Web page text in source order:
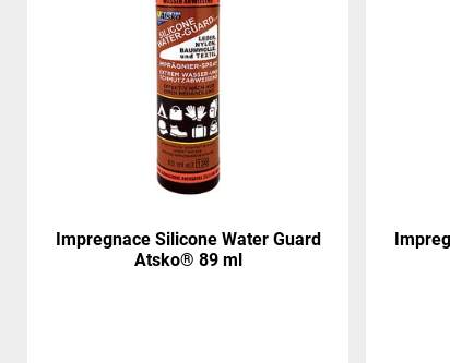
Impregnace Silicone Water Guard
Atsko® 89 ml